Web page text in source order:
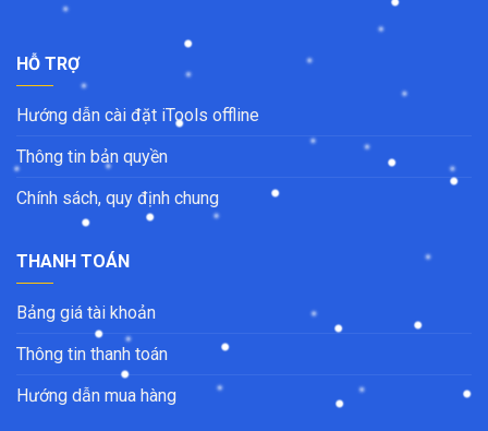
HỖ TRỢ
Hướng dẫn cài đặt iTools offline
Thông tin bản quyền
Chính sách, quy định chung
THANH TOÁN
Bảng giá tài khoản
Thông tin thanh toán
Hướng dẫn mua hàng